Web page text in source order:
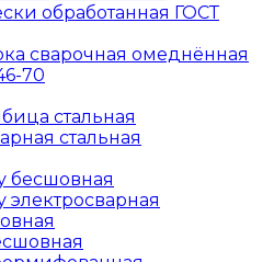
обработанная ГОСТ
сварочная омеднённая
70
стальная
стальная
бесшовная
электросварная